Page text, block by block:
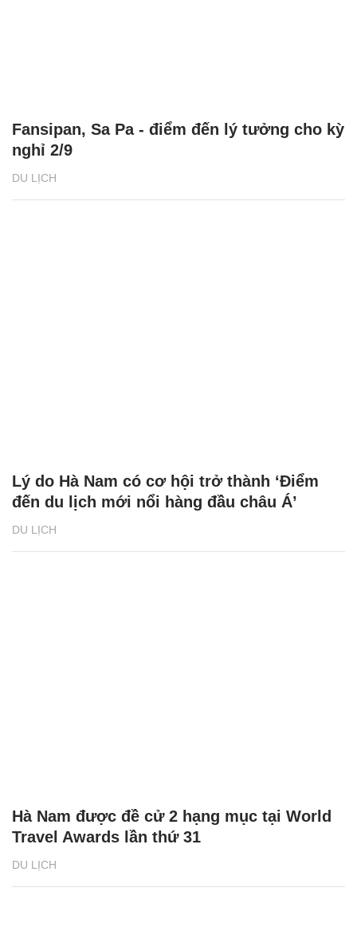
DU LỊCH
Fansipan, Sa Pa - điểm đến lý tưởng cho kỳ
nghỉ 2/9
DU LỊCH
Lý do Hà Nam có cơ hội trở thành ‘Điểm
đến du lịch mới nổi hàng đầu châu Á’
DU LỊCH
Hà Nam được đề cử 2 hạng mục tại World
Travel Awards lần thứ 31